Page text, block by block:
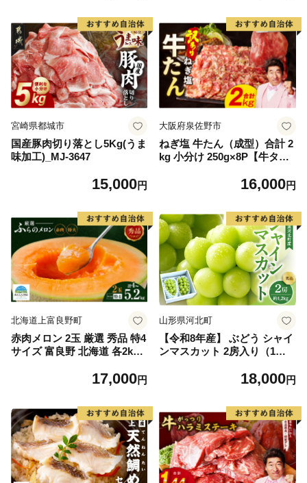
切り身 魚 わけあり
品 備蓄 送料無料 北海道 倶知
安町 日用品
宮崎県都城市
国産豚肉切り落とし5Kg(うま
味加工)_MJ-3647
15,000円
大阪府泉佐野市
ねぎ塩 牛たん（成型）合計 2
kg 小分け 250g×8P【牛タン
16,000円
北海道上富良野町
赤肉メロン 2玉 厳選 秀品 特4
サイズ 富良野 北海道 各2kg
富良野 メロン めろん 果物 く
17,000円
山形県河北町
【令和8年産】 ぶどう シャイ
ンマスカット 2房入り（1房6
産【山形eLab】 ka074-023-r
18,000円